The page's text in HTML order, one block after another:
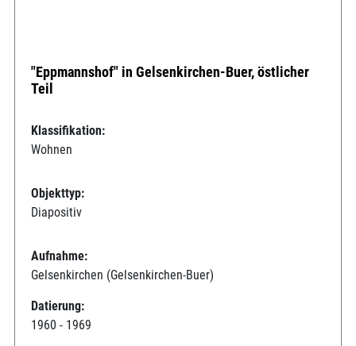
"Eppmannshof" in Gelsenkirchen-Buer, östlicher
Teil
Klassifikation:
Wohnen
Objekttyp:
Diapositiv
Aufnahme:
Gelsenkirchen (Gelsenkirchen-Buer)
Datierung:
1960 - 1969